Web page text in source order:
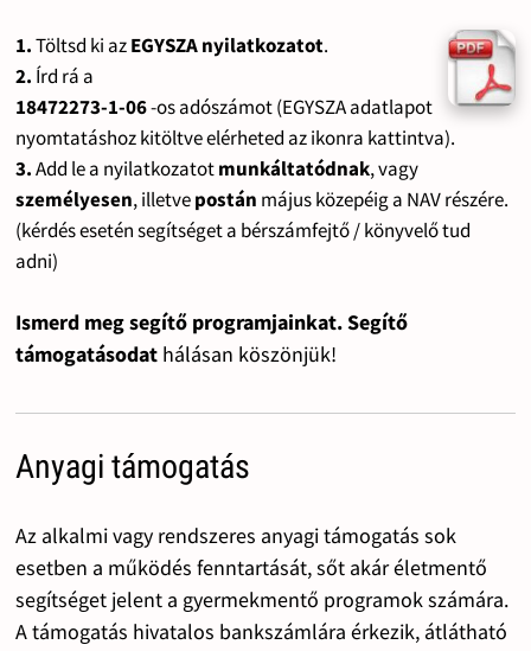
1.Töltsd ki azEGYSZA nyilatkozatot.
2. Írd rá a
18472273-1-06-os adószámot (EGYSZA adatlapot
nyomtatáshoz kitöltve elérheted az ikonra kattintva).
3.Add le a nyilatkozatotmunkáltatódnak, vagy
személyesen, illetvepostán május közepéig a NAV részére.
(kérdés esetén segítséget a bérszámfejtő / könyvelő tud
adni)
Ismerd meg segítő programjainkat. Segítő
támogatásodat hálásan köszönjük!
Anyagi támogatás
Az alkalmi vagy rendszeres anyagi támogatás sok
esetben a működés fenntartását, sőt akár életmentő
segítséget jelent a gyermekmentő programok számára.
A támogatás hivatalos bankszámlára érkezik, átlátható